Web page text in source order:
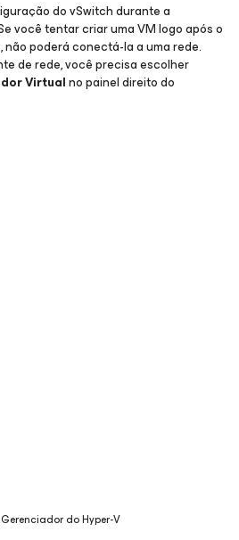
do vSwitch durante a
você tentar criar uma VM logo após o
poderá conectá-la a uma rede.
de rede, você precisa escolher
Virtualno painel direito do
do Hyper-V